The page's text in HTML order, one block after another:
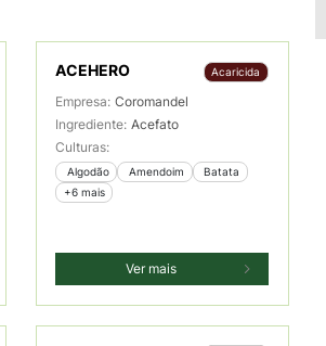
ACEHERO Acaricida
Empresa: Coromandel
Ingrediente: Acefato
Culturas:
Algodão Amendoim
Batata
+6 mais
Ver mais